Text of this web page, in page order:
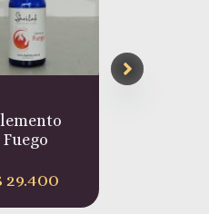
Lunas de Aire